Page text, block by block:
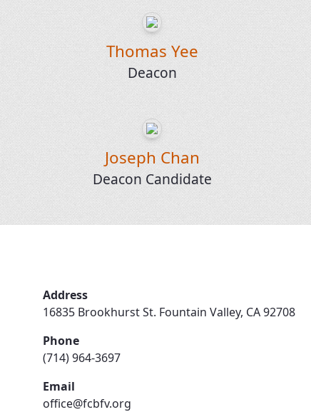
Thomas Yee
Deacon
Joseph Chan
Deacon Candidate
Address
16835 Brookhurst St. Fountain Valley, CA 92708
Phone
(714) 964-3697
Email
office@fcbfv.org